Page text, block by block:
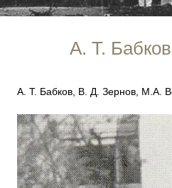
А. Т.
А. Т. Бабков, В. Д. Зернов, М.А.